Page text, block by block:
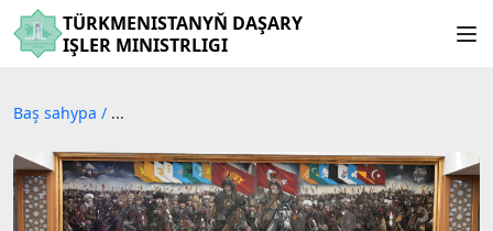
TÜRKMENISTANYŇ DAŞARY
IŞLER MINISTRLIGI
Baş sahypa / ...